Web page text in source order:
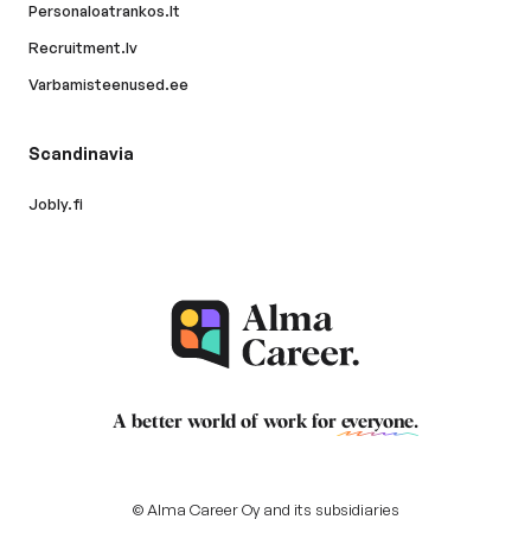
Personaloatrankos.lt
Recruitment.lv
Varbamisteenused.ee
Scandinavia
Jobly.fi
A better world of work for everyone.
© Alma Career Oy and its subsidiaries